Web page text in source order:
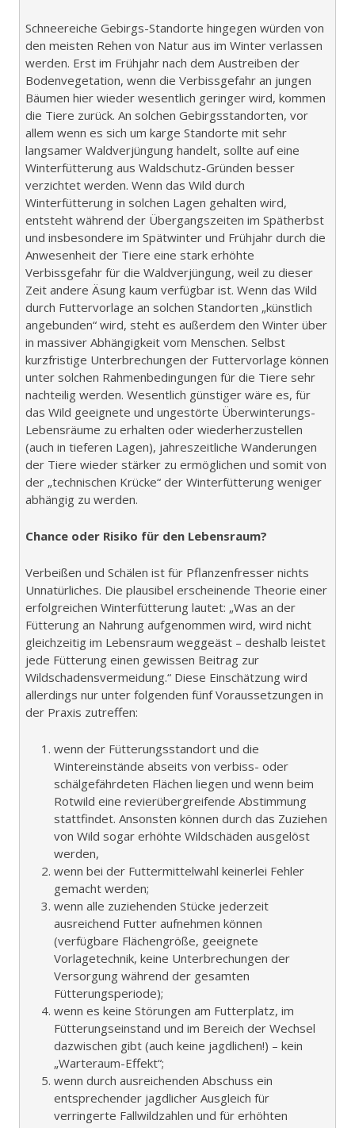
Schneereiche Gebirgs-Standorte hingegen würden von
den meisten Rehen von Natur aus im Winter verlassen
werden. Erst im Frühjahr nach dem Austreiben der
Bodenvegetation, wenn die Verbissgefahr an jungen
Bäumen hier wieder wesentlich geringer wird, kommen
die Tiere zurück. An solchen Gebirgsstandorten, vor
allem wenn es sich um karge Standorte mit sehr
langsamer Waldverjüngung handelt, sollte auf eine
Winterfütterung aus Waldschutz-Gründen besser
verzichtet werden. Wenn das Wild durch
Winterfütterung in solchen Lagen gehalten wird,
entsteht während der Übergangszeiten im Spätherbst
und insbesondere im Spätwinter und Frühjahr durch die
Anwesenheit der Tiere eine stark erhöhte
Verbissgefahr für die Waldverjüngung, weil zu dieser
Zeit andere Äsung kaum verfügbar ist. Wenn das Wild
durch Futtervorlage an solchen Standorten „künstlich
angebunden“ wird, steht es außerdem den Winter über
in massiver Abhängigkeit vom Menschen. Selbst
kurzfristige Unterbrechungen der Futtervorlage können
unter solchen Rahmenbedingungen für die Tiere sehr
nachteilig werden. Wesentlich günstiger wäre es, für
das Wild geeignete und ungestörte Überwinterungs-
Lebensräume zu erhalten oder wiederherzustellen
(auch in tieferen Lagen), jahreszeitliche Wanderungen
der Tiere wieder stärker zu ermöglichen und somit von
der „technischen Krücke“ der Winterfütterung weniger
abhängig zu werden.
Chance oder Risiko für den Lebensraum?
Verbeißen und Schälen ist für Pflanzenfresser nichts
Unnatürliches. Die plausibel erscheinende Theorie einer
erfolgreichen Winterfütterung lautet: „Was an der
Fütterung an Nahrung aufgenommen wird, wird nicht
gleichzeitig im Lebensraum weggeäst – deshalb leistet
jede Fütterung einen gewissen Beitrag zur
Wildschadensvermeidung.“ Diese Einschätzung wird
allerdings nur unter folgenden fünf Voraussetzungen in
der Praxis zutreffen:
wenn der Fütterungsstandort und die
Wintereinstände abseits von verbiss- oder
schälgefährdeten Flächen liegen und wenn beim
Rotwild eine revierübergreifende Abstimmung
stattfindet. Ansonsten können durch das Zuziehen
von Wild sogar erhöhte Wildschäden ausgelöst
werden,
wenn bei der Futtermittelwahl keinerlei Fehler
gemacht werden;
wenn alle zuziehenden Stücke jederzeit
ausreichend Futter aufnehmen können
(verfügbare Flächengröße, geeignete
Vorlagetechnik, keine Unterbrechungen der
Versorgung während der gesamten
Fütterungsperiode);
wenn es keine Störungen am Futterplatz, im
Fütterungseinstand und im Bereich der Wechsel
dazwischen gibt (auch keine jagdlichen!) – kein
„Warteraum-Effekt“;
wenn durch ausreichenden Abschuss ein
entsprechender jagdlicher Ausgleich für
verringerte Fallwildzahlen und für erhöhten